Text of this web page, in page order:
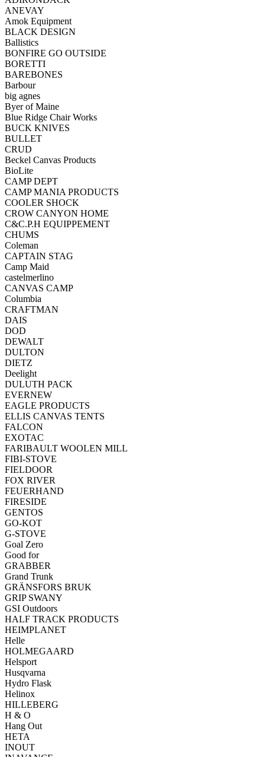
ANEVAY
Amok Equipment
BLACK DESIGN
Ballistics
BONFIRE GO OUTSIDE
BORETTI
BAREBONES
Barbour
big agnes
Byer of Maine
Blue Ridge Chair Works
BUCK KNIVES
BULLET
CRUD
Beckel Canvas Products
BioLite
CAMP DEPT
CAMP MANIA PRODUCTS
COOLER SHOCK
CROW CANYON HOME
C&C.P.H EQUIPPEMENT
CHUMS
Coleman
CAPTAIN STAG
Camp Maid
castelmerlino
CANVAS CAMP
Columbia
CRAFTMAN
DAIS
DOD
DEWALT
DULTON
DIETZ
Deelight
DULUTH PACK
EVERNEW
EAGLE PRODUCTS
ELLIS CANVAS TENTS
FALCON
EXOTAC
FARIBAULT WOOLEN MILL
FIBI-STOVE
FIELDOOR
FOX RIVER
FEUERHAND
FIRESIDE
GENTOS
GO-KOT
G-STOVE
Goal Zero
Good for
GRABBER
Grand Trunk
GRÄNSFORS BRUK
GRIP SWANY
GSI Outdoors
HALF TRACK PRODUCTS
HEIMPLANET
Helle
HOLMEGAARD
Helsport
Husqvarna
Hydro Flask
Helinox
HILLEBERG
H & O
Hang Out
HETA
INOUT